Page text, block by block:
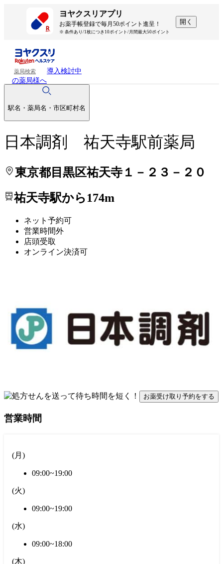
ヨヤクスリアプリ
お薬手帳登録で毎月50ポイント進呈！
※ 条件あり/1枚につき10ポイント/月間最大50ポイント
開く
薬局検索
導入検討中
の薬局様へ
駅名・薬局名・市区町村名
日本調剤 祐天寺駅前薬局
東京都目黒区祐天寺１－２３－２０
祐天寺駅から174m
ネット予約可
営業時間外
店頭受取
オンライン決済可
処方せんを送って待ち時間を短く！
お薬受け取り予約をする
営業時間
(月 )
09:00~19:00
(火)
09:00~19:00
(水)
09:00~18:00
(木)
処方せんを送って待ち時間を短く！